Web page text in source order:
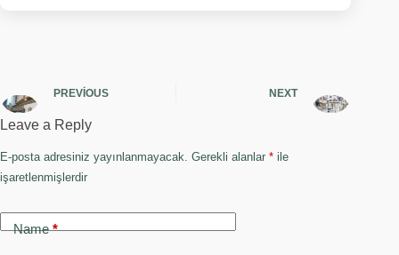
PREVIOUS NEXT
Leave a Reply
E-posta adresiniz yayınlanmayacak. Gerekli alanlar * ile
işaretlenmişlerdir
Name*